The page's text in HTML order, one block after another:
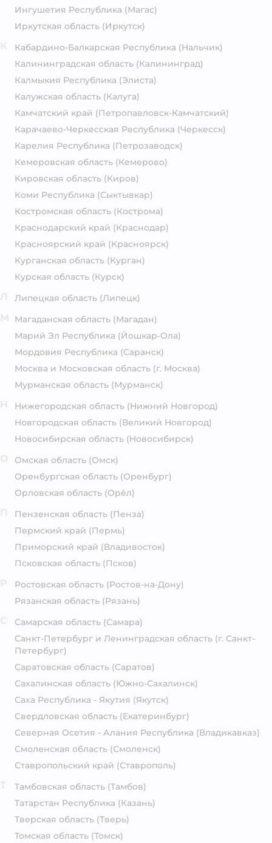
Ингушетия Республика (Магас)
Иркутская область (Иркутск)
Кабардино-Балкарская Республика (Нальчик)
Калининградская область (Калининград)
Калмыкия Республика (Элиста)
Калужская область (Калуга)
Камчатский край (Петропавловск-Камчатский)
Карачаево-Черкесская Республика (Черкесск)
Карелия Республика (Петрозаводск)
Кемеровская область (Кемерово)
Кировская область (Киров)
Коми Республика (Сыктывкар)
Костромская область (Кострома)
Краснодарский край (Краснодар)
Красноярский край (Красноярск)
Курганская область (Курган)
Курская область (Курск)
Липецкая область (Липецк)
Магаданская область (Магадан)
Марий Эл Республика (Йошкар-Ола)
Мордовия Республика (Саранск)
Москва и Московская область (г. Москва)
Мурманская область (Мурманск)
Нижегородская область (Нижний Новгород)
Новгородская область (Великий Новгород)
Новосибирская область (Новосибирск)
Омская область (Омск)
Оренбургская область (Оренбург)
Орловская область (Орёл)
Пензенская область (Пенза)
Пермский край (Пермь)
Приморский край (Владивосток)
Псковская область (Псков)
Ростовская область (Ростов-на-Дону)
Рязанская область (Рязань)
Самарская область (Самара)
Санкт-Петербург и Ленинградская область (г. Санкт-
Петербург)
Саратовская область (Саратов)
Сахалинская область (Южно-Сахалинск)
Саха Республика - Якутия (Якутск)
Свердловская область (Екатеринбург)
Северная Осетия - Алания Республика (Владикавказ)
Смоленская область (Смоленск)
Ставропольский край (Ставрополь)
Тамбовская область (Тамбов)
Татарстан Республика (Казань)
Тверская область (Тверь)
Томская область (Томск)